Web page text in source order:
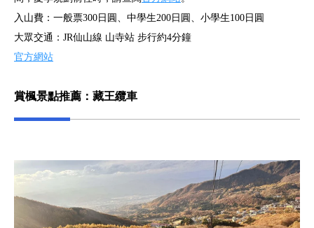
入山費：一般票300日圓、中學生200日圓、小學生100日圓
大眾交通：JR仙山線 山寺站 步行約4分鐘
官方網站
賞楓景點推薦：藏王纜車